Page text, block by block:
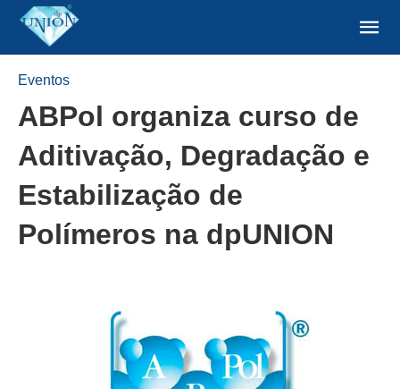
Eventos
ABPol organiza curso de
Aditivação, Degradação e
Estabilização de
Polímeros na dpUNION